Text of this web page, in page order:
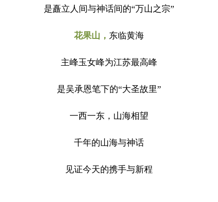
是矗立人间与神话间的“万山之宗”
花果山， 东临黄海
主峰玉女峰为江苏最高峰
是吴承恩笔下的“大圣故里”
一西一东，山海相望
千年的山海与神话
见证今天的携手与新程